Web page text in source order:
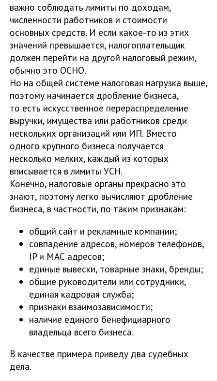
важно соблюдать лимиты по доходам,
численности работников и стоимости
основных средств. И если какое-то из этих
значений превышается, налогоплательщик
должен перейти на другой налоговый режим,
обычно это ОСНО.
Но на общей системе налоговая нагрузка выше,
поэтому начинается дробление бизнеса,
то есть искусственное перераспределение
выручки, имущества или работников среди
нескольких организаций или ИП. Вместо
одного крупного бизнеса получается
несколько мелких, каждый из которых
вписывается в лимиты УСН.
Конечно, налоговые органы прекрасно это
знают, поэтому легко вычисляют дробление
бизнеса, в частности, по таким признакам:
общий сайт и рекламные компании;
совпадение адресов, номеров телефонов,
IP и МАС адресов;
единые вывески, товарные знаки, бренды;
общие руководители или сотрудники,
единая кадровая служба;
признаки взаимозависимости;
наличие единого бенефициарного
владельца всего бизнеса.
В качестве примера приведу два судебных
дела.